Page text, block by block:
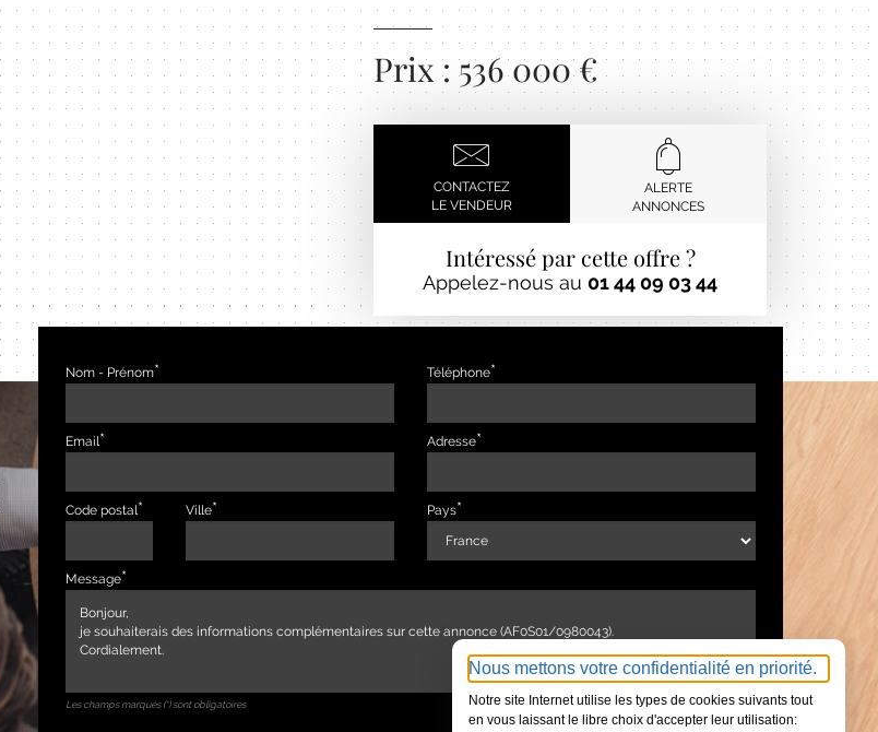
Prix : 536 000 €
CONTACTEZ
LE VENDEUR
ALERTE
ANNONCES
Intéressé par cette offre ?
Appelez-nous au 01 44 09 03 44
Nom - Prénom Téléphone
Email Adresse
Code postal Ville Pays
Message
Les champs marqués (*) sont obligatoires
Nous mettons votre confidentialité en priorité.
Notre site Internet utilise les types de cookies suivants tout
en vous laissant le libre choix d'accepter leur utilisation: